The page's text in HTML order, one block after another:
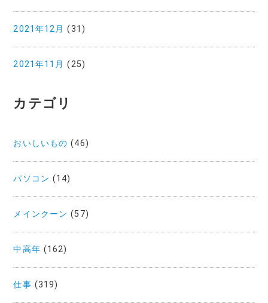
2021年12月 (31)
2021年11月 (25)
カテゴリ
おいしいもの (46)
パソコン (14)
メインクーン (57)
中高年 (162)
仕事 (319)